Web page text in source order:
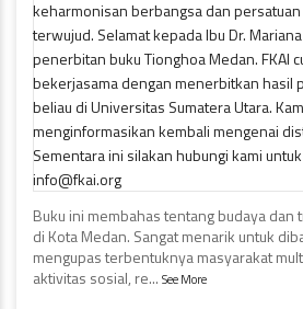
Buku ini membahas tentang budaya dan
di Kota Medan. Sangat menarik untuk
mengupas terbentuknya masyarakat
aktivitas sosial, re... See More